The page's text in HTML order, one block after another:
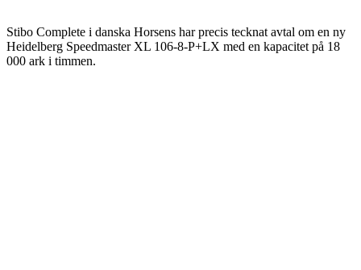
Stibo Complete i danska Horsens har precis tecknat avtal om en ny
Heidelberg Speedmaster XL 106-8-P+LX med en kapacitet på 18
000 ark i timmen.